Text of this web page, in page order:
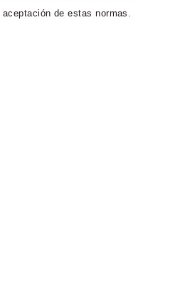
de estas normas.